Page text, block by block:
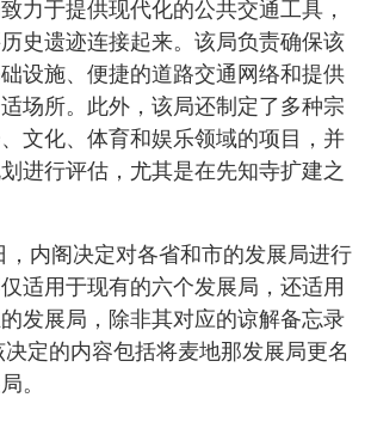
力于提供现代化的公共交通工具，
史遗迹连接起来。该局负责确保该
设施、便捷的道路交通网络和提供
场所。此外，该局还制定了多种宗
文化、体育和娱乐领域的项目，并
进行评估，尤其是在先知寺扩建之
，内阁决定对各省和市的发展局进行
适用于现有的六个发展局，还适用
发展局，除非其对应的谅解备忘录
定的内容包括将麦地那发展局更名
。